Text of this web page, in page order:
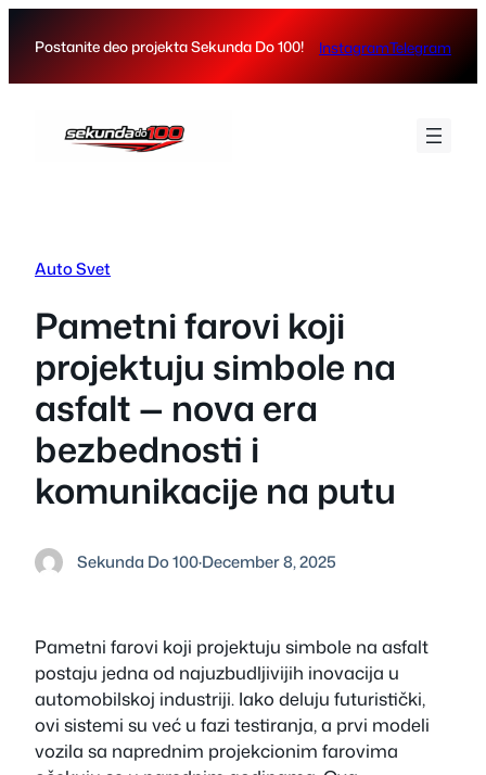
Postanite deo projekta Sekunda Do 100! InstagramTelegram
Auto Svet
Pametni farovi koji
projektuju simbole na
asfalt — nova era
bezbednosti i
komunikacije na putu
Sekunda Do 100·December 8, 2025
Pametni farovi koji projektuju simbole na asfalt
postaju jedna od najuzbudljivijih inovacija u
automobilskoj industriji. Iako deluju futuristički,
ovi sistemi su već u fazi testiranja, a prvi modeli
vozila sa naprednim projekcionim farovima